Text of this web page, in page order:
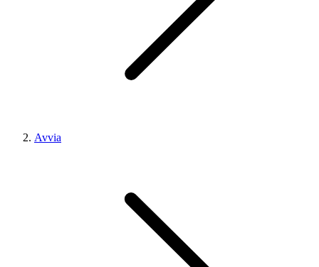
Avvia